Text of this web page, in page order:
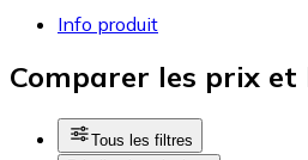
Info produit
Comparer les prix et
Tous les filtres